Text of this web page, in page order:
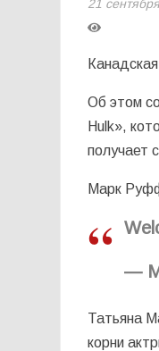
21
Об этом
Hulk»,
получает
Марк
—
Татьяна
корни